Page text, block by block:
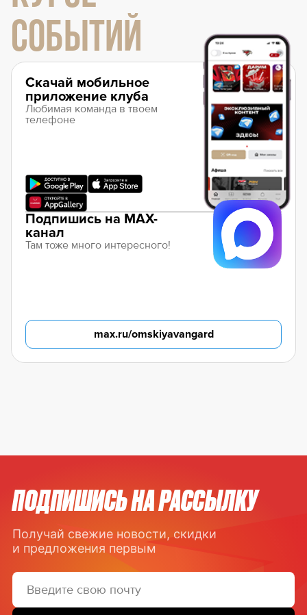
СОБЫТИЙ
Скачай мобильное
приложение клуба
Любимая команда в твоем
телефоне
Подпишись на MAX-
канал
Там тоже много интересного!
max.ru/omskiyavangard
ПОДПИШИСЬ НА РАССЫЛКУ
Получай свежие новости, скидки
и предложения первым